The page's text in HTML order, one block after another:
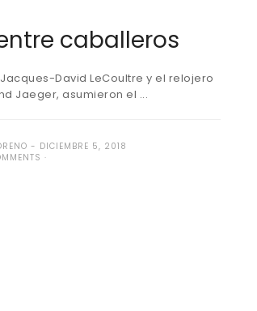
caballeros
Jacques-David LeCoultre y el relojero
Jaeger, asumieron el ...
DICIEMBRE 5, 2018